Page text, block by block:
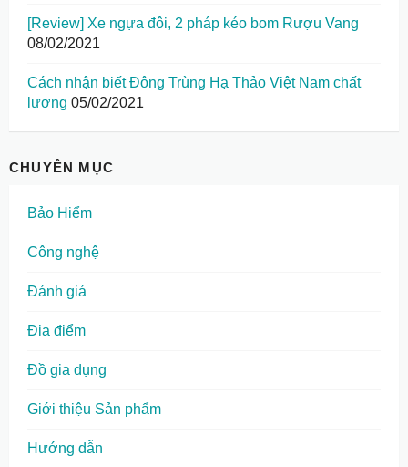
[Review] Xe ngựa đôi, 2 pháp kéo bom Rượu Vang
08/02/2021
Cách nhận biết Đông Trùng Hạ Thảo Việt Nam chất
lượng 05/02/2021
CHUYÊN MỤC
Bảo Hiểm
Công nghệ
Đánh giá
Địa điểm
Đồ gia dụng
Giới thiệu Sản phẩm
Hướng dẫn